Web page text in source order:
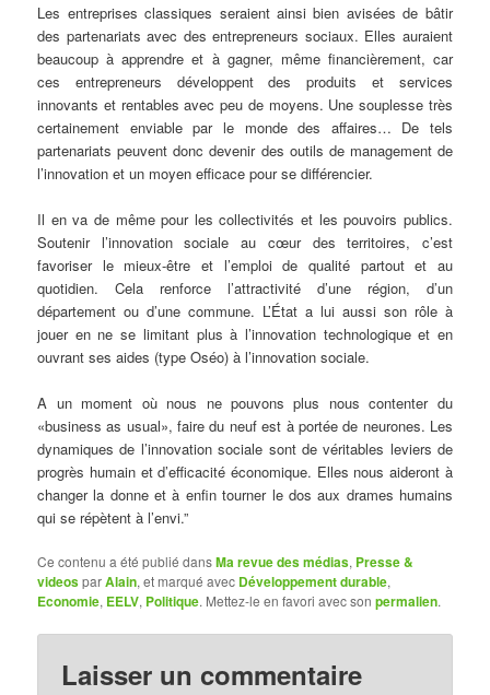
Les entreprises classiques seraient ainsi bien avisées de bâtir
des partenariats avec des entrepreneurs sociaux. Elles auraient
beaucoup à apprendre et à gagner, même financièrement, car
ces entrepreneurs développent des produits et services
innovants et rentables avec peu de moyens. Une souplesse très
certainement enviable par le monde des affaires… De tels
partenariats peuvent donc devenir des outils de management de
l’innovation et un moyen efficace pour se différencier.
Il en va de même pour les collectivités et les pouvoirs publics.
Soutenir l’innovation sociale au cœur des territoires, c’est
favoriser le mieux-être et l’emploi de qualité partout et au
quotidien. Cela renforce l’attractivité d’une région, d’un
département ou d’une commune. L’État a lui aussi son rôle à
jouer en ne se limitant plus à l’innovation technologique et en
ouvrant ses aides (type Oséo) à l’innovation sociale.
A un moment où nous ne pouvons plus nous contenter du
«business as usual», faire du neuf est à portée de neurones. Les
dynamiques de l’innovation sociale sont de véritables leviers de
progrès humain et d’efficacité économique. Elles nous aideront à
changer la donne et à enfin tourner le dos aux drames humains
qui se répètent à l’envi.”
Ce contenu a été publié dansMa revue des médias, Presse &
videosparAlain, et marqué avec Développement durable,
Economie, EELV, Politique. Mettez-le en favori avec sonpermalien.
Laisser un commentaire